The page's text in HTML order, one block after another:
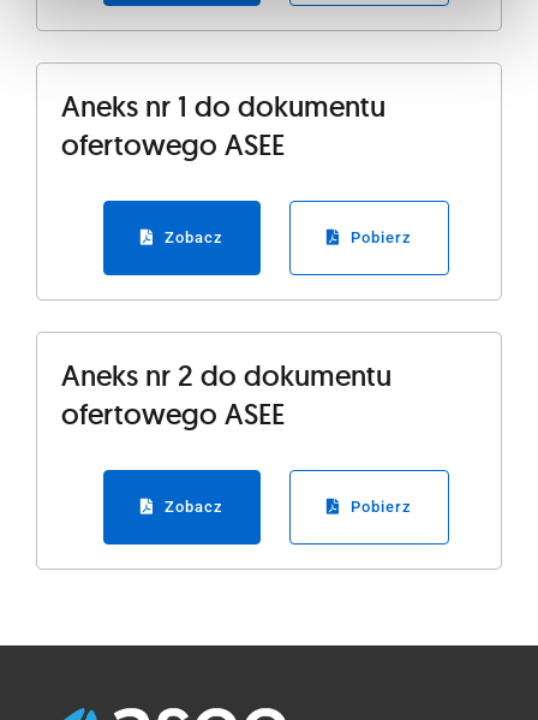
Aneks nr 1 do dokumentu
ofertowego ASEE
Zobacz Pobierz
Aneks nr 2 do dokumentu
ofertowego ASEE
Zobacz Pobierz